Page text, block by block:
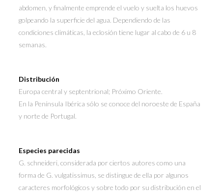
abdomen, y finalmente emprende el vuelo y suelta los huevos
golpeando la superficie del agua. Dependiendo de las
condiciones climáticas, la eclosión tiene lugar al cabo de 6 u 8
semanas.
Distribución
Europa central y septentrional; Próximo Oriente.
En la Península Ibérica sólo se conoce del noroeste de España
y norte de Portugal.
Especies parecidas
G. schneideri, considerada por ciertos autores como una
forma de G. vulgatissimus, se distingue de ella por algunos
caracteres morfológicos y sobre todo por su distribución en el